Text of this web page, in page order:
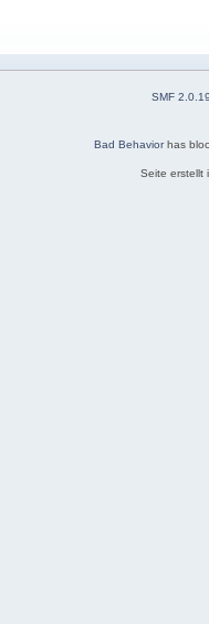
SMF
Bad Behaviorhas
Seite erstellt